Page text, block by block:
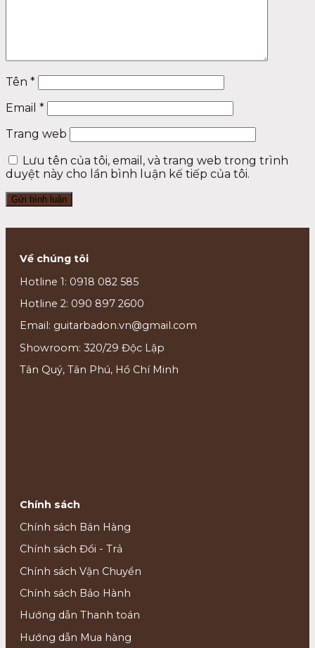
Tên *
Email *
Trang web
Lưu tên của tôi, email, và trang web trong trình
duyệt này cho lần bình luận kế tiếp của tôi.
Về chúng tôi
Hotline 1: 0918 082 585
Hotline 2: 090 897 2600
Email: guitarbadon.vn@gmail.com
Showroom: 320/29 Độc Lập
Tân Quý, Tân Phú, Hồ Chí Minh
Chính sách
Chính sách Bán Hàng
Chính sách Đổi - Trả
Chính sách Vận Chuyển
Chính sách Bảo Hành
Hướng dẫn Thanh toán
Hướng dẫn Mua hàng